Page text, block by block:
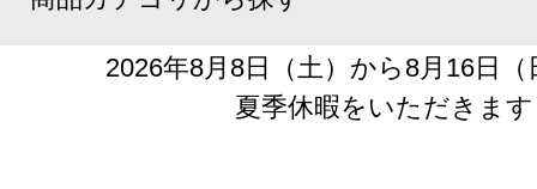
2026年8月8日（土）から8月16日
夏季休暇をいただきます